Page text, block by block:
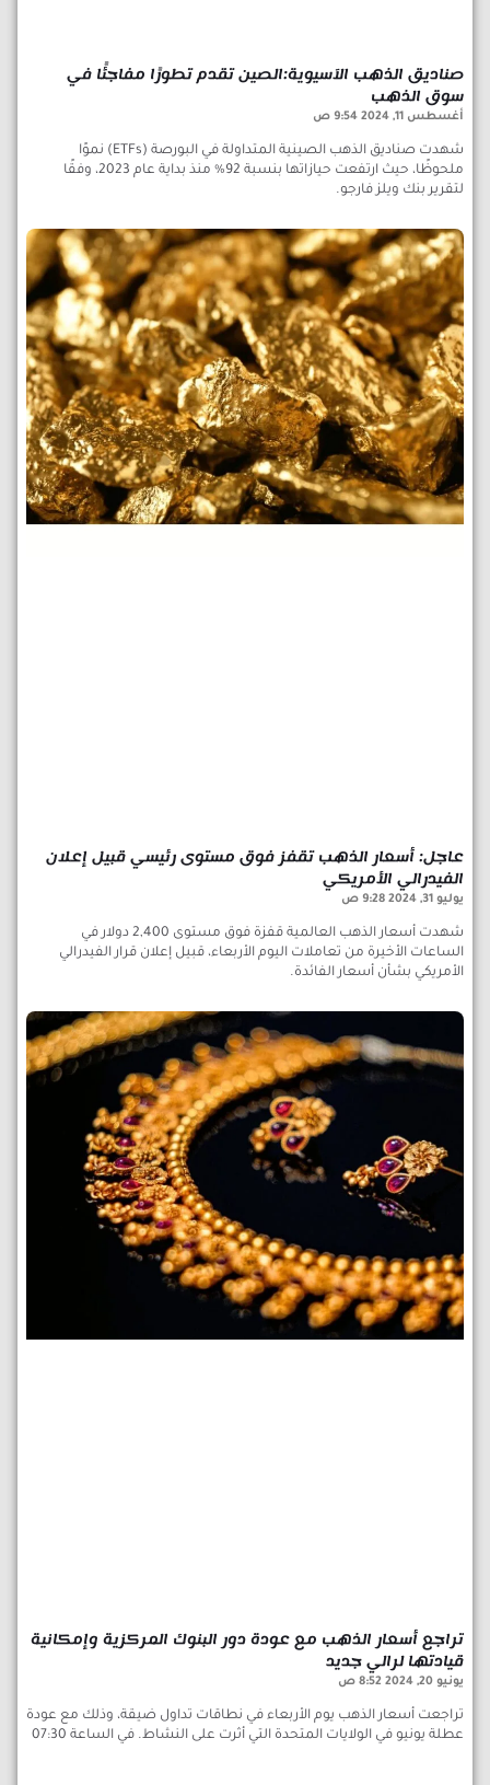
صناديق الذهب الآسيوية:الصين تقدم تطورًا مفاجئًا في
سوق الذهب
أغسطس 11, 2024 9:54 ص
شهدت صناديق الذهب الصينية المتداولة في البورصة (ETFs) نموًا
ملحوظًا، حيث ارتفعت حيازاتها بنسبة 92% منذ بداية عام 2023، وفقًا
لتقرير بنك ويلز فارجو.
عاجل: أسعار الذهب تقفز فوق مستوى رئيسي قبيل إعلان
الفيدرالي الأمريكي
يوليو 31, 2024 9:28 ص
شهدت أسعار الذهب العالمية قفزة فوق مستوى 2,400 دولار في
الساعات الأخيرة من تعاملات اليوم الأربعاء، قبيل إعلان قرار الفيدرالي
الأمريكي بشأن أسعار الفائدة.
تراجع أسعار الذهب مع عودة دور البنوك المركزية وإمكانية
قيادتها لرالي جديد
يونيو 20, 2024 8:52 ص
تراجعت أسعار الذهب يوم الأربعاء في نطاقات تداول ضيقة، وذلك مع عودة
عطلة يونيو في الولايات المتحدة التي أثرت على النشاط. في الساعة 07:30